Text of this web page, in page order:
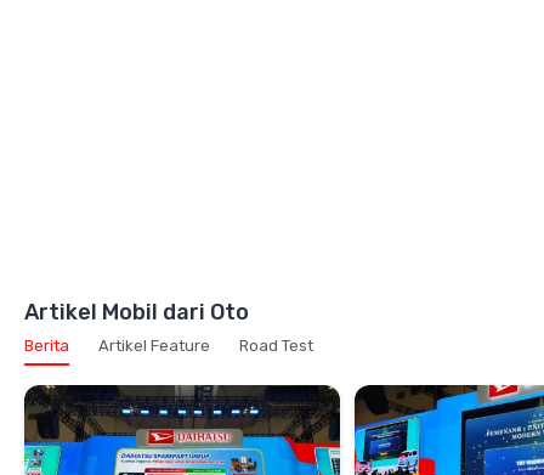
Artikel Mobil dari Oto
Berita Artikel Feature Road Test